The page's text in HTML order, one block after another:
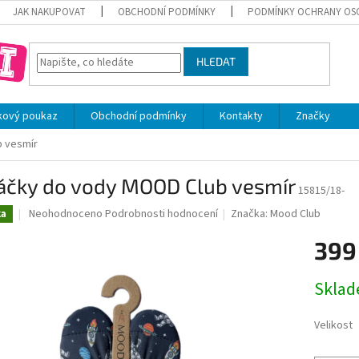
JAK NAKUPOVAT OBCHODNÍ PODMÍNKY PODMÍNKY OCHRANY
HLEDAT
poukaz Obchodní podmínky Kontakty
Značky
vesmír
do vody MOOD Club vesmír15815/18-
Průměrné
hvězdiček.
Neohodnoceno Podrobnosti hodnocení Značka:Mood Club
cena:
Velikost